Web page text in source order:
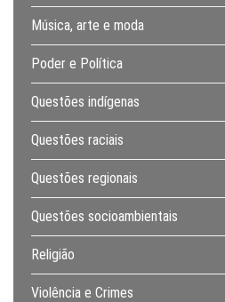
Música, arte e moda
Poder e Política
Questões indígenas
Questões raciais
Questões regionais
Questões socioambientais
Religião
Violência e Crimes